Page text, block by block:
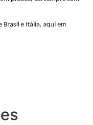
Brasil e Itália, aqui em